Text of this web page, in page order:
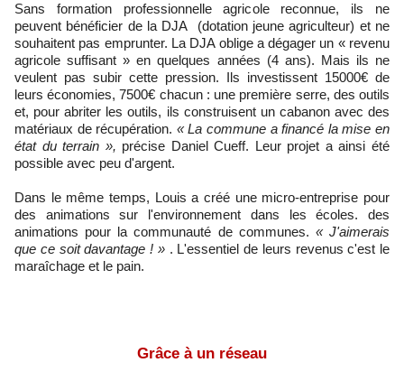
Sans formation professionnelle agricole reconnue, ils ne
peuvent bénéficier de la DJA (dotation jeune agriculteur) et ne
souhaitent pas emprunter. La DJA oblige a dégager un « revenu
agricole suffisant » en quelques années (4 ans). Mais ils ne
veulent pas subir cette pression. Ils investissent 15000€ de
leurs économies, 7500€ chacun : une première serre, des outils
et, pour abriter les outils, ils construisent un cabanon avec des
matériaux de récupération. « La commune a financé la mise en
état du terrain », précise Daniel Cueff. Leur projet a ainsi été
possible avec peu d'argent.
Dans le même temps, Louis a créé une micro-entreprise pour
des animations sur l'environnement dans les écoles. des
animations pour la communauté de communes. « J'aimerais
que ce soit davantage ! ». L'essentiel de leurs revenus c'est le
maraîchage et le pain.
Grâce à un réseau